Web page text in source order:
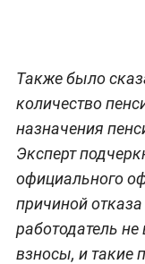
Также было
количество
назначения
Эксперт
официального
причиной
работодатель
взносы, и такие